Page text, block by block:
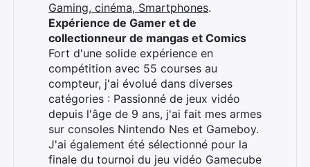
Gaming, cinéma, Smartphones.
Expérience de Gamer et de
collectionneur de mangas et Comics
Fort d'une solide expérience en
compétition avec 55 courses au
compteur, j'ai évolué dans diverses
catégories : Passionné de jeux vidéo
depuis l'âge de 9 ans, j'ai fait mes armes
sur consoles Nintendo Nes et Gameboy.
J'ai également été sélectionné pour la
finale du tournoi du jeu vidéo Gamecube
Rechercher